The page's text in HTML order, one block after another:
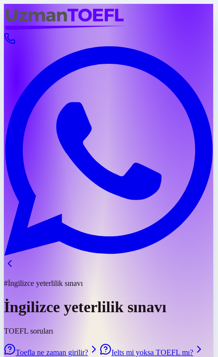
#İngilizce yeterlilik sınavı
İngilizce yeterlilik sınavı
TOEFL soruları
Toefla ne zaman girilir?
Ielts mi yoksa TOEFL mı?